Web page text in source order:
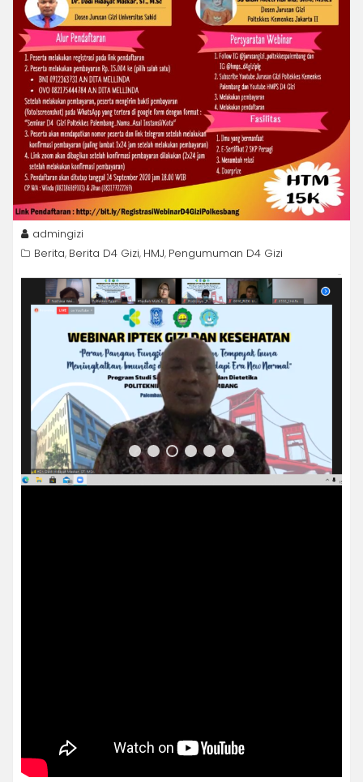
admingizi
Berita, Berita D4 Gizi, HMJ, Pengumuman D4 Gizi